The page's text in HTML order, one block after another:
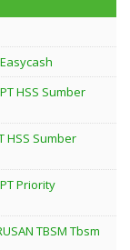
HSS Sumber
HSS Sumber
Priority
TBSM Tbsm